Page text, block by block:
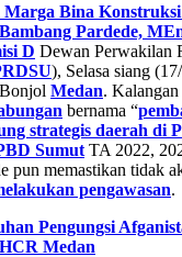
Marga Bina
Pardede,
D Dewan Perwakilan
), Selasa siang
Medan.
bernama “
strategis daerah di
Sumut TA 2022,
pun memastikan tidak
pengawasan.
Pengungsi
Medan